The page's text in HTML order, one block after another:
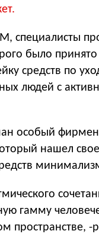
специалисты
было
средств по
людей с
особый
нашел
гамму
пространстве, -